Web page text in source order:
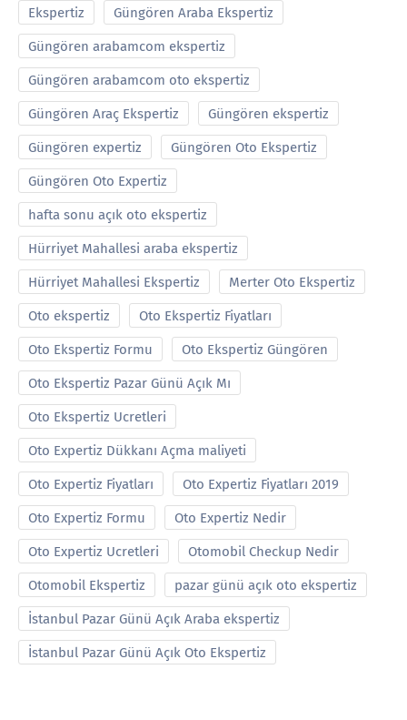
Ekspertiz Güngören Araba Ekspertiz
Güngören arabamcom ekspertiz
Güngören arabamcom oto ekspertiz
Güngören Araç Ekspertiz Güngören ekspertiz
Güngören expertiz Güngören Oto Ekspertiz
Güngören Oto Expertiz
hafta sonu açık oto ekspertiz
Hürriyet Mahallesi araba ekspertiz
Hürriyet Mahallesi Ekspertiz Merter Oto Ekspertiz
Oto ekspertiz Oto Ekspertiz Fiyatları
Oto Ekspertiz Formu Oto Ekspertiz Güngören
Oto Ekspertiz Pazar Günü Açık Mı
Oto Ekspertiz Ucretleri
Oto Expertiz Dükkanı Açma maliyeti
Oto Expertiz Fiyatları Oto Expertiz Fiyatları 2019
Oto Expertiz Formu Oto Expertiz Nedir
Oto Expertiz Ucretleri Otomobil Checkup Nedir
Otomobil Ekspertiz pazar günü açık oto ekspertiz
İstanbul Pazar Günü Açık Araba ekspertiz
İstanbul Pazar Günü Açık Oto Ekspertiz